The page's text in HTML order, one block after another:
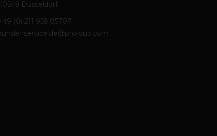
Düsseldorf
(0) 211 959 85707
duo.com